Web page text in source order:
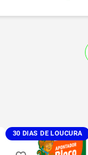
30 DIAS DE LOUCURA